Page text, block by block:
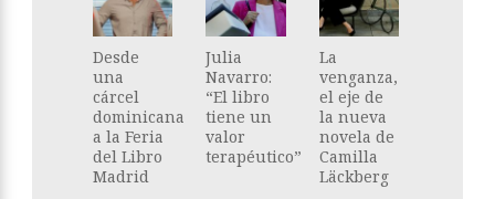
Desde
una
cárcel
dominicana
a la Feria
del Libro
Madrid
Julia
Navarro:
“El libro
tiene un
valor
terapéutico”
La
venganza,
el eje de
la nueva
novela de
Camilla
Läckberg